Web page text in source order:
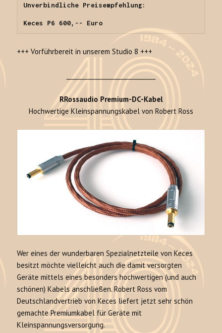
Unverbindliche Preisempfehlung:
Keces P6 600,-- Euro
+++ Vorführbereit in unserem Studio 8 +++
______________________________
RRossaudio Premium-DC-Kabel
Hochwertige Kleinspannungskabel von Robert Ross
Wer eines der wunderbaren Spezialnetzteile von Keces
besitzt möchte vielleicht auch die damit versorgten
Geräte mittels eines besonders hochwertigen (und auch
schönen) Kabels anschließen. Robert Ross vom
Deutschlandvertrieb von Keces liefert jetzt sehr schön
gemachte Premiumkabel für Geräte mit
Kleinspannungsversorgung.